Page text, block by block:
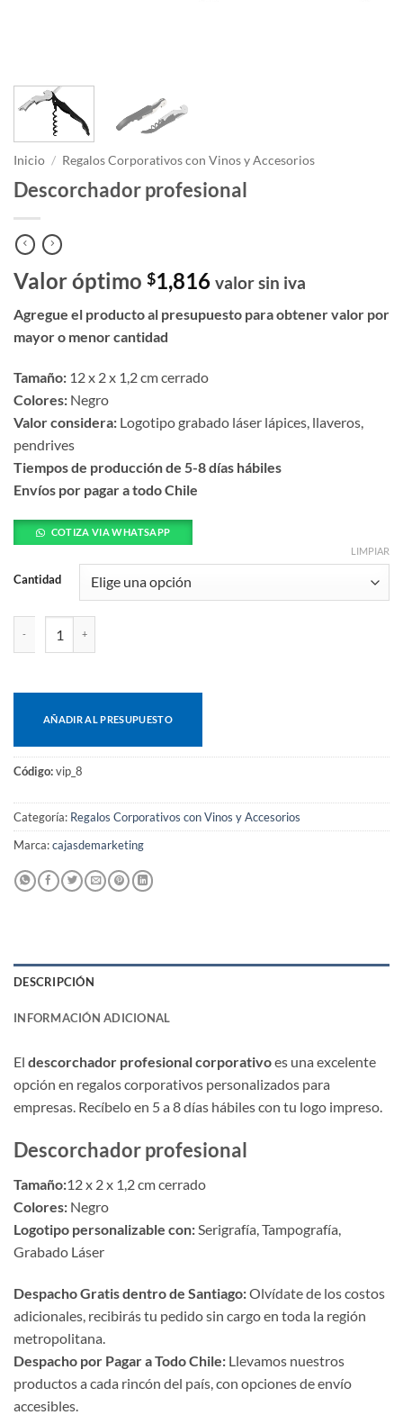
Inicio / Regalos Corporativos con Vinos y Accesorios
Descorchador profesional
Valor óptimo $1,816 valor sin iva
Agregue el producto al presupuesto para obtener valor por
mayor o menor cantidad
Tamaño: 12 x 2 x 1,2 cm cerrado
Colores: Negro
Valor considera: Logotipo grabado láser lápices, llaveros,
pendrives
Tiempos de producción de 5-8 días hábiles
Envíos por pagar a todo Chile
COTIZA VIA WHATSAPP
Cantidad
LIMPIAR
AÑADIR AL PRESUPUESTO
Código:vip_8
Categoría: Regalos Corporativos con Vinos y Accesorios
Marca:cajasdemarketing
DESCRIPCIÓN
INFORMACIÓN ADICIONAL
El descorchador profesional corporativoes una excelente
opción en regalos corporativos personalizados para
empresas. Recíbelo en 5 a 8 días hábiles con tu logo impreso.
Descorchador profesional
Tamaño:12 x 2 x 1,2 cm cerrado
Colores: Negro
Logotipo personalizable con: Serigrafía, Tampografía,
Grabado Láser
Despacho Gratis dentro de Santiago:Olvídate de los costos
adicionales, recibirás tu pedido sin cargo en toda la región
metropolitana.
Despacho por Pagar a Todo Chile: Llevamos nuestros
productos a cada rincón del país, con opciones de envío
accesibles.